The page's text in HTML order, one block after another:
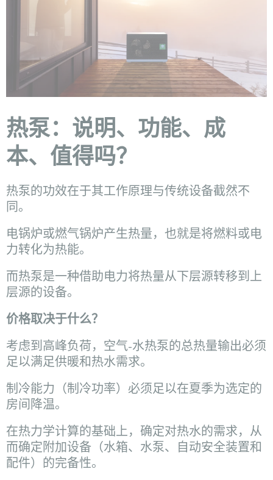
热泵：说明、功能、成
本、值得吗？
热泵的功效在于其工作原理与传统设备截然不
同。
电锅炉或燃气锅炉产生热量，也就是将燃料或电
力转化为热能。
而热泵是一种借助电力将热量从下层源转移到上
层源的设备。
价格取决于什么？
考虑到高峰负荷，空气-水热泵的总热量输出必须
足以满足供暖和热水需求。
制冷能力（制冷功率）必须足以在夏季为选定的
房间降温。
在热力学计算的基础上，确定对热水的需求，从
而确定附加设备（水箱、水泵、自动安全装置和
配件）的完备性。